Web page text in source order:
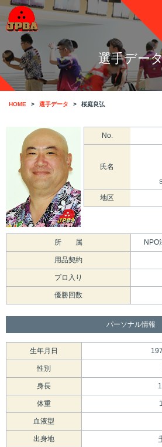
選手デー
HOME 選手データ 桜庭良弘
No.
氏名
地区
所 属 NPO
用品契約
プロ入り
優勝回数
パーソナル情報
生年月日
性別
身長
体重
血液型
出身地